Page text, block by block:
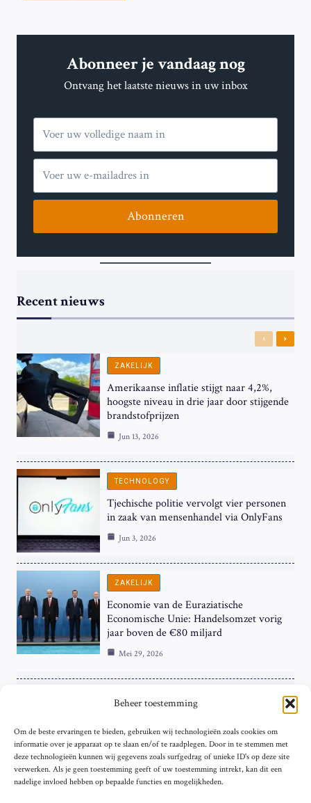
Beheer toestemming
Om de beste ervaringen te bieden, gebruiken wij technologieën zoals cookies om
informatie over je apparaat op te slaan en/of te raadplegen. Door in te stemmen met
deze technologieën kunnen wij gegevens zoals surfgedrag of unieke ID's op deze site
verwerken. Als je geen toestemming geeft of uw toestemming intrekt, kan dit een
nadelige invloed hebben op bepaalde functies en mogelijkheden.
Abonneer je vandaag nog
Ontvang het laatste nieuws in uw inbox
Abonneren
Recent nieuws
Previous
Next
ZAKELIJK
Amerikaanse inflatie stijgt naar 4,2%,
hoogste niveau in drie jaar door stijgende
brandstofprijzen
Jun 13, 2026
TECHNOLOGY
Tjechische politie vervolgt vier personen
in zaak van mensenhandel via OnlyFans
Jun 3, 2026
ZAKELIJK
Economie van de Euraziatische
Economische Unie: Handelsomzet vorig
jaar boven de €80 miljard
Mei 29, 2026
ZAKELIJK
Hardnekkige Inflatie bij de ‘Grote Vier’
van de Eurozone
Mei 29, 2026